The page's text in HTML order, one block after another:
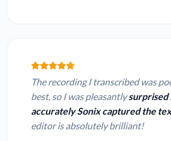
The recording I transcribed was
best, so I was pleasantlysurprised
accurately Sonix captured the
editor is absolutely brilliant!